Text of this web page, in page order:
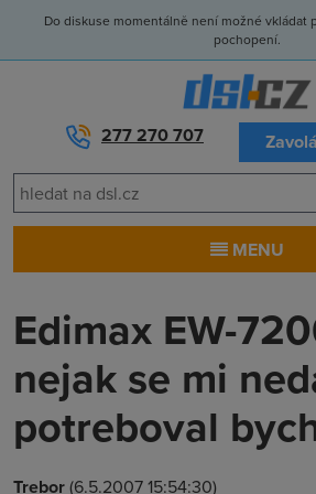
Do diskuse momentálně není možné vkládat
pochopení.
277 270 707
MENU
Edimax EW-
nejak se mi
potreboval
Trebor(6.5.2007 15:54:30)